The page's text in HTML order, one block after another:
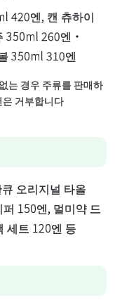
420엔, 캔 츄하이
260엔・
350ml 310엔
는 경우 주류를 판매하
거부합니다
오리지널 타올
150엔, 멀미약 드
세트 120엔 등